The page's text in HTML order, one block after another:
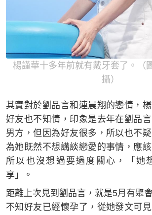
楊謹華十多年前就有戴牙套了。（
攝）
其實對於劉品言和連晨翔的戀情，
好友也不知情，印象是去年在劉品
男方，但因為好友很多，所以也不
為她既然不想講談戀愛的事情，應
所以也沒想過要過度關心，「她
享」。
距離上次見到劉品言，就是5月有聚
不知好友已經懷孕了，從她發文可